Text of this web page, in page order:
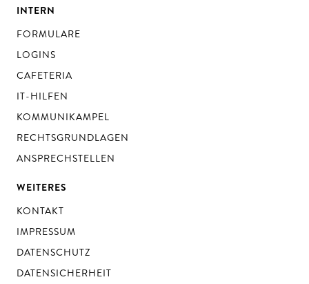
INTERN
FORMULARE
LOGINS
CAFETERIA
IT-HILFEN
KOMMUNIKAMPEL
RECHTSGRUNDLAGEN
ANSPRECHSTELLEN
WEITERES
KONTAKT
IMPRESSUM
DATENSCHUTZ
DATENSICHERHEIT